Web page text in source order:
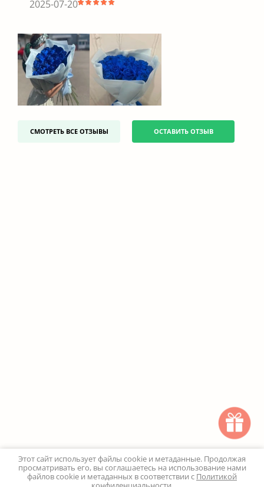
2025-07-20
СМОТРЕТЬ ВСЕ ОТЗЫВЫ ОСТАВИТЬ ОТЗЫВ
Этот сайт использует файлы cookie и метаданные. Продолжая
просматривать его, вы соглашаетесь на использование нами
файлов cookie и метаданных в соответствии с Политикой